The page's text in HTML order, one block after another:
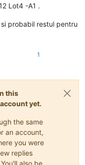
Lot4 -A1 .
probabil restul pentru
1
this
yet.
the same
an account,
you were
replies
also be